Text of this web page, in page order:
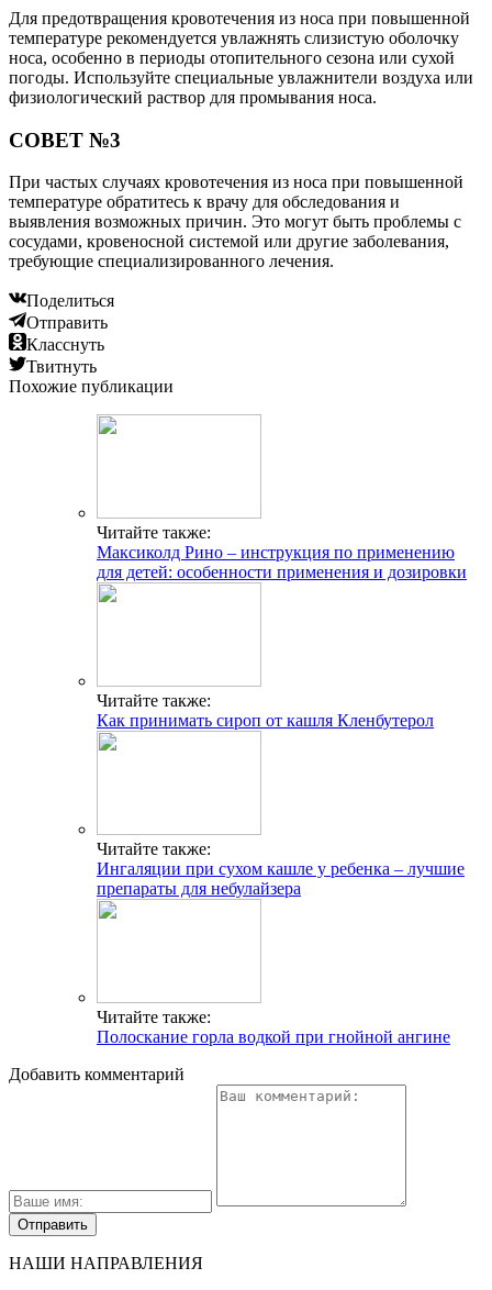
Для предотвращения кровотечения из носа при повышенной
температуре рекомендуется увлажнять слизистую оболочку
носа, особенно в периоды отопительного сезона или сухой
погоды. Используйте специальные увлажнители воздуха или
физиологический раствор для промывания носа.
СОВЕТ №3
При частых случаях кровотечения из носа при повышенной
температуре обратитесь к врачу для обследования и
выявления возможных причин. Это могут быть проблемы с
сосудами, кровеносной системой или другие заболевания,
требующие специализированного лечения.
Поделиться
Отправить
Класснуть
Твитнуть
Похожие публикации
Читайте также:
Максиколд Рино – инструкция по применению
для детей: особенности применения и дозировки
Читайте также:
Как принимать сироп от кашля Кленбутерол
Читайте также:
Ингаляции при сухом кашле у ребенка – лучшие
препараты для небулайзера
Читайте также:
Полоскание горла водкой при гнойной ангине
Добавить комментарий
НАШИ НАПРАВЛЕНИЯ